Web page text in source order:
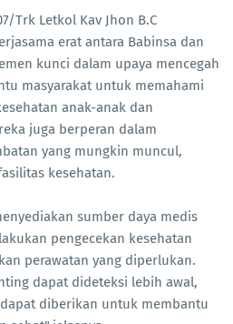
Trk Letkol Kav Jhon B.C
erat antara Babinsa dan
kunci dalam upaya mencegah
masyarakat untuk memahami
anak-anak dan
juga berperan dalam
yang mungkin muncul,
kesehatan.
sumber daya medis
pengecekan kesehatan
perawatan yang diperlukan.
dapat dideteksi lebih awal,
diberikan untuk membantu